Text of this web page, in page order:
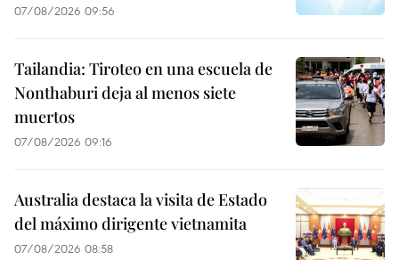
07/08/2026 09:56
Tailandia: Tiroteo en una escuela de
Nonthaburi deja al menos siete
muertos
07/08/2026 09:16
Australia destaca la visita de Estado
del máximo dirigente vietnamita
07/08/2026 08:58